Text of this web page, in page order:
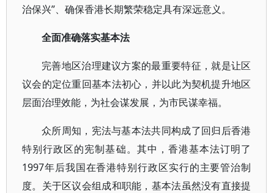
治保兴”、确保香港长期繁荣稳定具有深远意义。
全面准确落实基本法
完善地区治理建议方案的最重要特征，就是让区
议会的定位重回基本法初心，并以此为契机提升地区
层面治理效能，为社会谋发展，为市民谋幸福。
众所周知，宪法与基本法共同构成了回归后香港
特别行政区的宪制基础。其中，香港基本法订明了
1997年后我国在香港特别行政区实行的主要管治制
度。关于区议会组成和职能，基本法虽然没有直接提